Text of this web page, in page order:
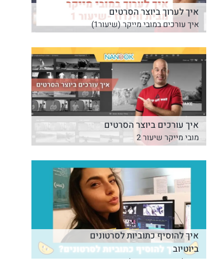
איך לערוך ביוצר הסרטים
איך עורכים במובי מייקר (שיעור1)
איך עורכים ביוצר הסרטים
מובי מייקר שיעור 2
איך להוסיף כתוביות לסרטונים
ביוטיוב
איך להוסיף כתוביות לסרטונים